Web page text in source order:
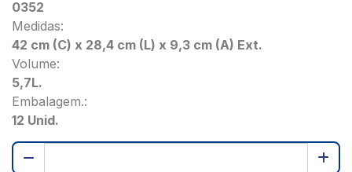
0352
Medidas:
42 cm (C) x 28,4 cm (L) x 9,3 cm (A) Ext.
Volume:
5,7L.
Embalagem.:
12 Unid.